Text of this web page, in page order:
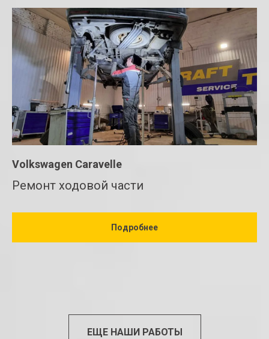
Volkswagen Caravelle
Ремонт ходовой части
Подробнее
ЕЩЕ НАШИ РАБОТЫ